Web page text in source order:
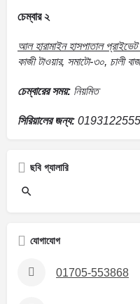
চেম্বার ২
আল হারামাইন হাসপাতাল প্রাইভেট
কাজী টাওয়ার, সমাটো-৩০, চালী
চেম্বারের সময়: নিয়মিত
সিরিয়ালের জন্য:
ছবি গ্যালারি
যোগাযোগ
01705-553868